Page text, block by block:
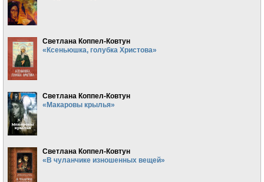
Светлана Коппел-Ковтун
«Ксеньюшка, голубка Христова»
Светлана Коппел-Ковтун
«Макаровы крылья»
Светлана Коппел-Ковтун
«В чуланчике изношенных вещей»